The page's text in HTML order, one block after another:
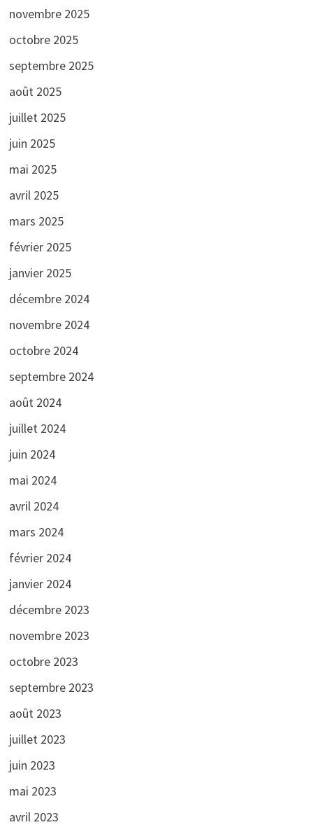
novembre 2025
octobre 2025
septembre 2025
août 2025
juillet 2025
juin 2025
mai 2025
avril 2025
mars 2025
février 2025
janvier 2025
décembre 2024
novembre 2024
octobre 2024
septembre 2024
août 2024
juillet 2024
juin 2024
mai 2024
avril 2024
mars 2024
février 2024
janvier 2024
décembre 2023
novembre 2023
octobre 2023
septembre 2023
août 2023
juillet 2023
juin 2023
mai 2023
avril 2023